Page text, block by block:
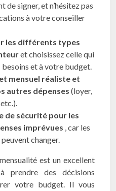
signer, et n’hésitez pas
à votre conseiller
les différents types
et choisissez celle qui
besoins et à votre budget.
mensuel réaliste et
autres dépenses (loyer,
de sécurité pour les
imprévues , car les
changer.
est un excellent
prendre des décisions
votre budget. Il vous